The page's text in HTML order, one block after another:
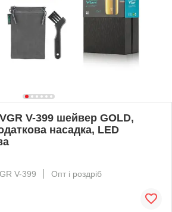
V-399 шейвер GOLD,
насадка, LED
V-399
Опт і роздріб